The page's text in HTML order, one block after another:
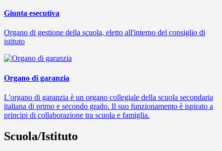
Giunta esecutiva
Organo di gestione della scuola, eletto all'interno del consiglio di
istituto
Organo di garanzia
L'organo di garanzia è un organo collegiale della scuola secondaria
italiana di primo e secondo grado. Il suo funzionamento è ispirato a
principi di collaborazione tra scuola e famiglia.
Scuola/Istituto